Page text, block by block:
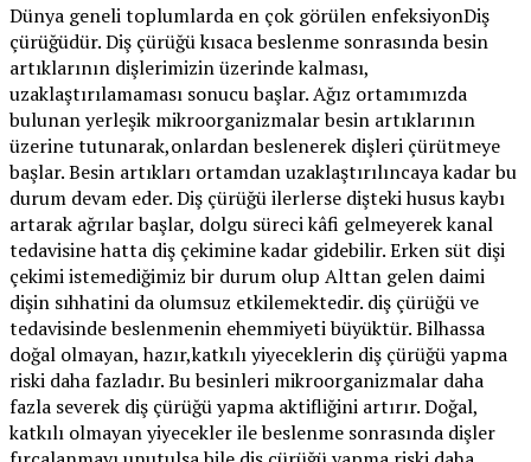
Dünya geneli toplumlarda en çok görülen enfeksiyonDiş
çürüğüdür. Diş çürüğü kısaca beslenme sonrasında besin
artıklarının dişlerimizin üzerinde kalması,
uzaklaştırılamaması sonucu başlar. Ağız ortamımızda
bulunan yerleşik mikroorganizmalar besin artıklarının
üzerine tutunarak,onlardan beslenerek dişleri çürütmeye
başlar. Besin artıkları ortamdan uzaklaştırılıncaya kadar bu
durum devam eder. Diş çürüğü ilerlerse dişteki husus kaybı
artarak ağrılar başlar, dolgu süreci kâfi gelmeyerek kanal
tedavisine hatta diş çekimine kadar gidebilir. Erken süt dişi
çekimi istemediğimiz bir durum olup Alttan gelen daimi
dişin sıhhatini da olumsuz etkilemektedir. diş çürüğü ve
tedavisinde beslenmenin ehemmiyeti büyüktür. Bilhassa
doğal olmayan, hazır,katkılı yiyeceklerin diş çürüğü yapma
riski daha fazladır. Bu besinleri mikroorganizmalar daha
fazla severek diş çürüğü yapma aktifliğini artırır. Doğal,
katkılı olmayan yiyecekler ile beslenme sonrasında dişler